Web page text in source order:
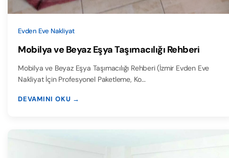
Evden Eve Nakliyat
Mobilya ve Beyaz Eşya Taşımacılığı Rehberi
Mobilya ve Beyaz Eşya Taşımacılığı Rehberi (İzmir Evden Eve
Nakliyat İçin Profesyonel Paketleme, Ko…
DEVAMINI OKU →